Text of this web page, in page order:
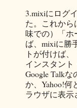
3.mixiにログ
た。これか
味での）「ホ
ば、mixiに勝
トが付けば
インスタン
Google Talkな
か、Yahoo!
ラウザに表示